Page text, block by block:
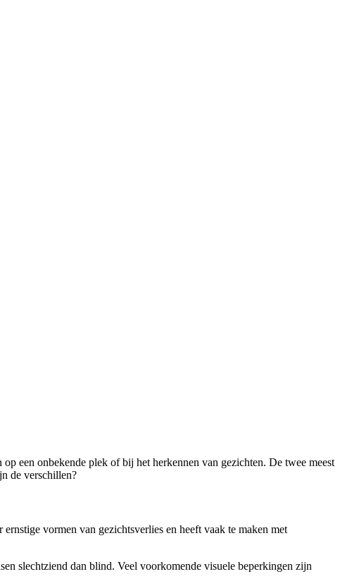
een onbekende plek of bij het herkennen van gezichten. De twee meest
de verschillen?
vormen van gezichtsverlies en heeft vaak te maken met
slechtziend dan blind. Veel voorkomende visuele beperkingen zijn